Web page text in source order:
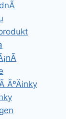
ÃºÄinky